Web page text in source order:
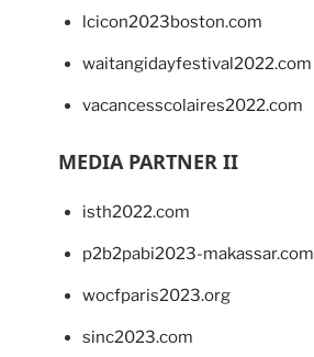
lcicon2023boston.com
waitangidayfestival2022.com
vacancesscolaires2022.com
MEDIA PARTNER II
isth2022.com
p2b2pabi2023-makassar.com
wocfparis2023.org
sinc2023.com